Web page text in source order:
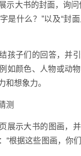
示大书的封面，询问
是什么？”以及“封
孩子们的回答，并
如颜色、人物或动
和想象力。
测
展示大书的图画，
“根据这些图画，你